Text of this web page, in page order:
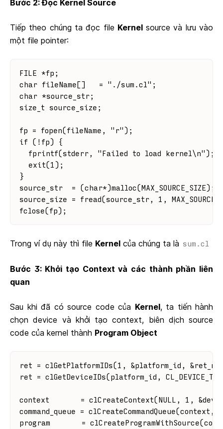
Bước 2: Đọc Kernel Source
Tiếp theo chúng ta đọc file Kernelsource và lưu vào
một file pointer:
FILE *fp;
char fileName[]   = "./sum.cl";
char *source_str;
size_t source_size;
fp = fopen(fileName, "r");
if (!fp) {
  fprintf(stderr, "Failed to load kernel\n");
  exit(1);
}
source_str  = (char*)malloc(MAX_SOURCE_SIZE);
source_size = fread(source_str, 1,
fclose(fp);
Trong ví dụ này thì file Kernel của chúng ta là sum.cl
Bước 3: Khởi tạo Context và các thành phần liên
quan
Sau khi đã có source code của Kernel, ta tiến hành
chọn device và khởi tạo context, biên dịch source
code của kernel thành Program Object
ret = clGetPlatformIDs(1, &platform_id,
ret = clGetDeviceIDs(platform_id,
context       = clCreateContext(NULL, 1,
command_queue =
program       =